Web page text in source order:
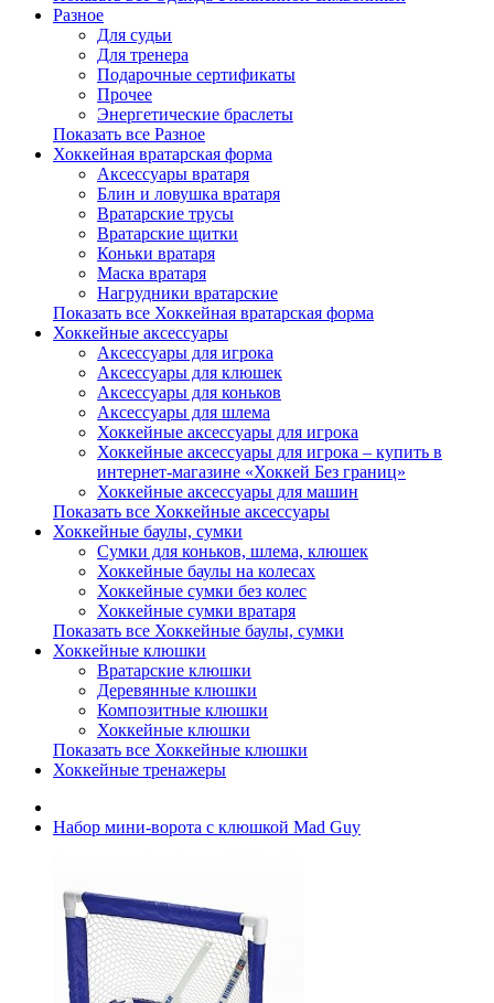
Разное
Для судьи
Для тренера
Подарочные сертификаты
Прочее
Энергетические браслеты
Показать все Разное
Хоккейная вратарская форма
Аксессуары вратаря
Блин и ловушка вратаря
Вратарские трусы
Вратарские щитки
Коньки вратаря
Маска вратаря
Нагрудники вратарские
Показать все Хоккейная вратарская форма
Хоккейные аксессуары
Аксессуары для игрока
Аксессуары для клюшек
Аксессуары для коньков
Аксессуары для шлема
Хоккейные аксессуары для игрока
Хоккейные аксессуары для игрока – купить в
интернет-магазине «Хоккей Без границ»
Хоккейные аксессуары для машин
Показать все Хоккейные аксессуары
Хоккейные баулы, сумки
Сумки для коньков, шлема, клюшек
Хоккейные баулы на колесах
Хоккейные сумки без колес
Хоккейные сумки вратаря
Показать все Хоккейные баулы, сумки
Хоккейные клюшки
Вратарские клюшки
Деревянные клюшки
Композитные клюшки
Хоккейные клюшки
Показать все Хоккейные клюшки
Хоккейные тренажеры
Набор мини-ворота с клюшкой Mad Guy